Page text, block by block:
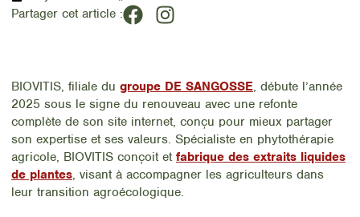
BIOVITIS, filiale du groupe DE SANGOSSE, débute l’année
2025 sous le signe du renouveau avec une refonte
complète de son site internet, conçu pour mieux partager
son expertise et ses valeurs. Spécialiste en phytothérapie
agricole, BIOVITIS conçoit et fabrique des extraits liquides
de plantes, visant à accompagner les agriculteurs dans
leur transition agroécologique.